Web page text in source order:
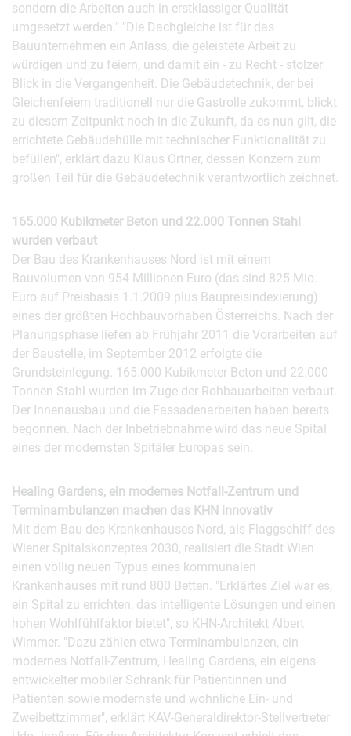
sondern die Arbeiten auch in erstklassiger Qualität
umgesetzt werden." "Die Dachgleiche ist für das
Bauunternehmen ein Anlass, die geleistete Arbeit zu
würdigen und zu feiern, und damit ein - zu Recht - stolzer
Blick in die Vergangenheit. Die Gebäudetechnik, der bei
Gleichenfeiern traditionell nur die Gastrolle zukommt, blickt
zu diesem Zeitpunkt noch in die Zukunft, da es nun gilt, die
errichtete Gebäudehülle mit technischer Funktionalität zu
befüllen", erklärt dazu Klaus Ortner, dessen Konzern zum
großen Teil für die Gebäudetechnik verantwortlich zeichnet.
165.000 Kubikmeter Beton und 22.000 Tonnen Stahl
wurden verbaut
Der Bau des Krankenhauses Nord ist mit einem
Bauvolumen von 954 Millionen Euro (das sind 825 Mio.
Euro auf Preisbasis 1.1.2009 plus Baupreisindexierung)
eines der größten Hochbauvorhaben Österreichs. Nach der
Planungsphase liefen ab Frühjahr 2011 die Vorarbeiten auf
der Baustelle, im September 2012 erfolgte die
Grundsteinlegung. 165.000 Kubikmeter Beton und 22.000
Tonnen Stahl wurden im Zuge der Rohbauarbeiten verbaut.
Der Innenausbau und die Fassadenarbeiten haben bereits
begonnen. Nach der Inbetriebnahme wird das neue Spital
eines der modernsten Spitäler Europas sein.
Healing Gardens, ein modernes Notfall-Zentrum und
Terminambulanzen machen das KHN innovativ
Mit dem Bau des Krankenhauses Nord, als Flaggschiff des
Wiener Spitalskonzeptes 2030, realisiert die Stadt Wien
einen völlig neuen Typus eines kommunalen
Krankenhauses mit rund 800 Betten. "Erklärtes Ziel war es,
ein Spital zu errichten, das intelligente Lösungen und einen
hohen Wohlfühlfaktor bietet", so KHN-Architekt Albert
Wimmer. "Dazu zählen etwa Terminambulanzen, ein
modernes Notfall-Zentrum, Healing Gardens, ein eigens
entwickelter mobiler Schrank für Patientinnen und
Patienten sowie modernste und wohnliche Ein- und
Zweibettzimmer", erklärt KAV-Generaldirektor-Stellvertreter